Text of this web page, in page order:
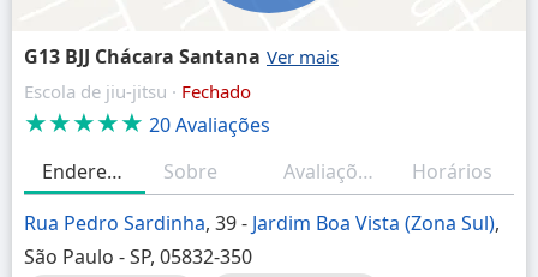
G13 BJJ Chácara Santana
Escola de jiu-jitsu · Fechado
★★★★★ 20 Avaliações
Endereço
Sobre Avaliações
Horários
Rua Pedro Sardinha, 39 - Jardim Boa Vista (Zona Sul),
São Paulo - SP, 05832-350